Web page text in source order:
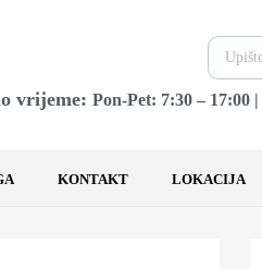
vrijeme: Pon-Pet: 7:30 – 17:00 |
KONTAKT LOKACIJA